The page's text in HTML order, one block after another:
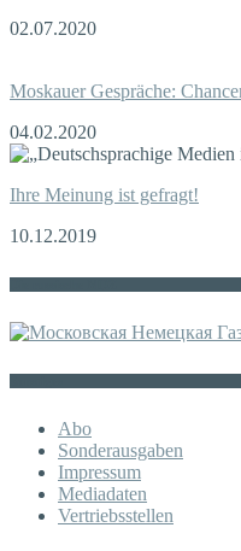
02.07.2020
Moskauer Gespräche:
04.02.2020
Ihre Meinung ist gefragt!
10.12.2019
Abo
Sonderausgaben
Impressum
Mediadaten
Vertriebsstellen